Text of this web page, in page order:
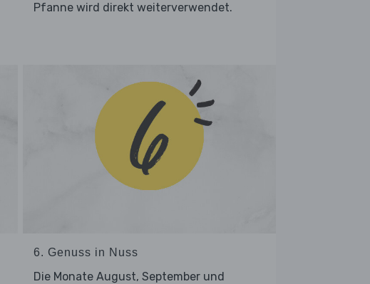
Pfanne wird direkt weiterverwendet.
6. Genuss in Nuss
Die Monate August, September und